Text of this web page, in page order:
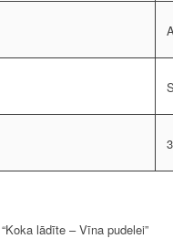
lādīte – Vīna pudelei”